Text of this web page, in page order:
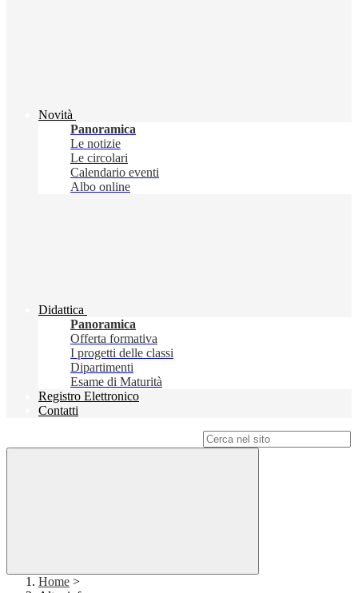
Novità
Panoramica
Le notizie
Le circolari
Calendario eventi
Albo online
Didattica
Panoramica
Offerta formativa
I progetti delle classi
Dipartimenti
Esame di Maturità
Registro Elettronico
Contatti
Home >